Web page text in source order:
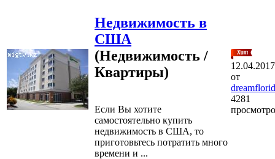
Недвижимость в
США
(Недвижимость /
Квартиры)
Если Вы хотите
самостоятельно купить
недвижимость в США, то
приготовьтесь потратить много
времени и ...
12.04.2017
от
4281